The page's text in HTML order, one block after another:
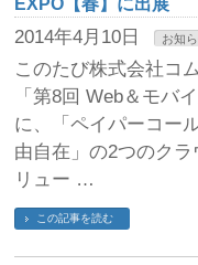
EXPO【春】に出展
2014年4月10日 お知
このたび株式会社コ
「第8回 Web＆モバ
に、「ペイパーコー
由自在」の2つのク
リュー …
この記事を読む